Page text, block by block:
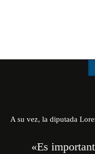
A su vez, la diputada
«Es